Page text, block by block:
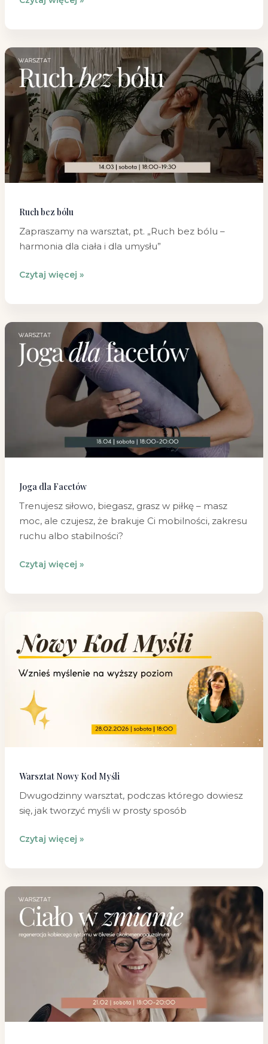
Ruch bez bólu
Zapraszamy na warsztat, pt. „Ruch bez bólu –
harmonia dla ciała i dla umysłu”
bez
bólu
Czytaj więcej »
Joga dla Facetów
Trenujesz siłowo, biegasz, grasz w piłkę – masz
moc, ale czujesz, że brakuje Ci mobilności, zakresu
ruchu albo stabilności?
dla
Facetów
Czytaj więcej »
Warsztat Nowy Kod Myśli
Dwugodzinny warsztat, podczas którego dowiesz
się, jak tworzyć myśli w prosty sposób
Nowy
Kod
Czytaj więcej »
w
zmianie